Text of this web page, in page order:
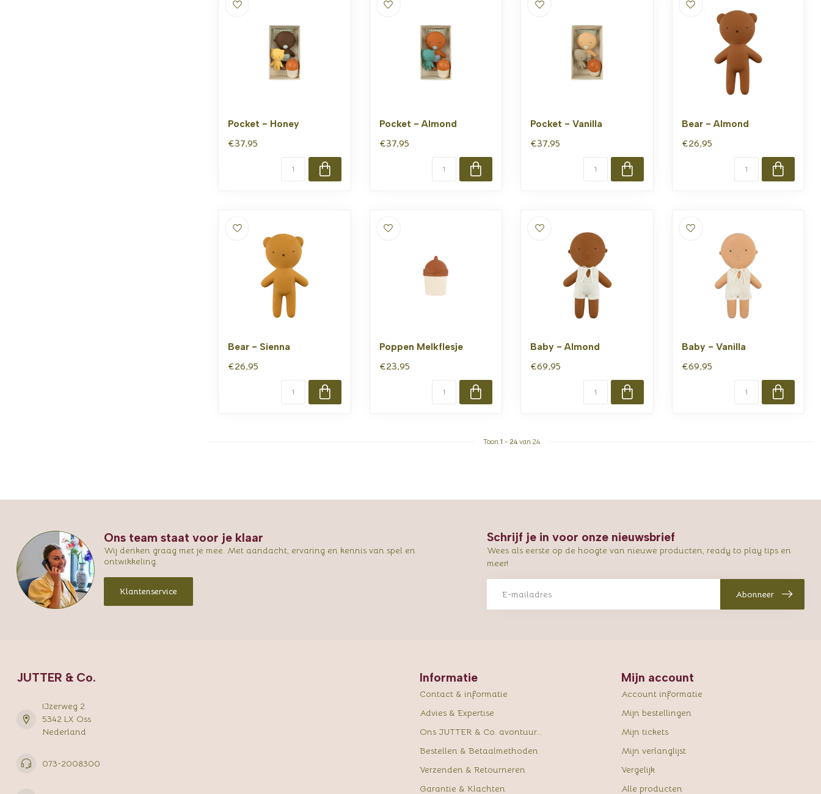
Pocket - Honey
€37,95
Pocket - Almond
€37,95
Pocket - Vanilla
€37,95
Bear - Almond
€26,95
Bear - Sienna
€26,95
Poppen Melkflesje
€23,95
Baby - Almond
€69,95
Baby - Vanilla
€69,95
Toon 1 - 24van 24
Ons team staat voor je klaar
Wij denken graag met je mee. Met aandacht, ervaring en kennis van spel en
ontwikkeling.
Klantenservice
Schrijf je in voor onze nieuwsbrief
Wees als eerste op de hoogte van nieuwe producten, ready to play tips en
meer!
Abonneer
JUTTER & Co.
IJzerweg 2
5342 LX Oss
Nederland
073-2008300
Informatie
Contact & informatie
Advies & Expertise
Ons JUTTER & Co. avontuur...
Bestellen & Betaalmethoden
Verzenden & Retourneren
Garantie & Klachten
Mijn account
Account informatie
Mijn bestellingen
Mijn tickets
Mijn verlanglijst
Vergelijk
Alle producten